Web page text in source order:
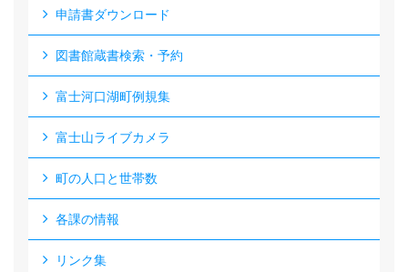
申請書ダウンロード
図書館蔵書検索・予約
富士河口湖町例規集
富士山ライブカメラ
町の人口と世帯数
各課の情報
リンク集